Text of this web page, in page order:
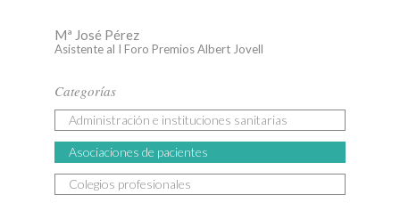
Mª José Pérez
Asistente al I Foro Premios Albert Jovell
Categorías
Administración e instituciones sanitarias
Asociaciones de pacientes
Colegios profesionales